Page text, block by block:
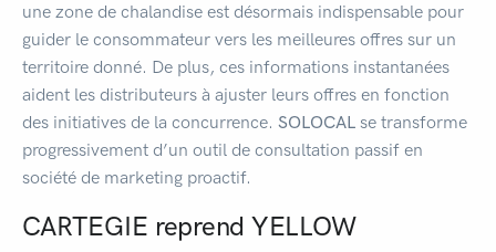
une zone de chalandise est désormais indispensable pour
guider le consommateur vers les meilleures offres sur un
territoire donné. De plus, ces informations instantanées
aident les distributeurs à ajuster leurs offres en fonction
des initiatives de la concurrence. SOLOCAL se transforme
progressivement d’un outil de consultation passif en
société de marketing proactif.
CARTEGIE reprend YELLOW